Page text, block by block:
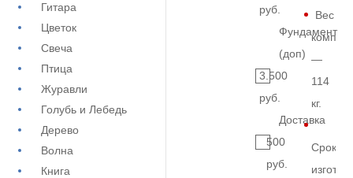
Гитара
Цветок
Свеча
Птица
Журавли
Голубь и Лебедь
Дерево
Волна
Книга
руб.
Фундамент
(доп)
3.500
руб.
Доставка
500
руб.
Вес
—
114
кг.
Срок